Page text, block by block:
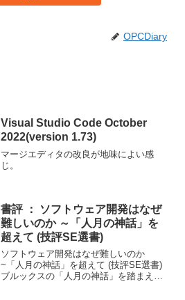
OPCDiary
Visual Studio Code October
2022(version 1.73)
マージエディタの改良が地味によい感
じ。
書評 ： ソフトウェア開発はなぜ
難しいのか ～「人月の神話」を
超えて (技評SE選書)
ソフトウェア開発はなぜ難しいのか
~「人月の神話」を超えて (技評SE選書)
ブルックスの「人月の神話」を踏まえ、